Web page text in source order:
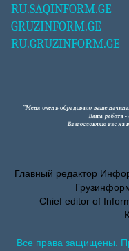
RU.SAQINFORM.GE
GRUZINFORM.GE
RU.GRUZINFORM.GE
Главный редактор
Chief editor of
Все права защищены.